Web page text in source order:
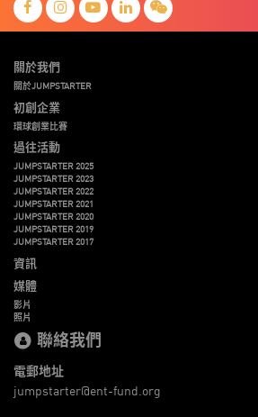
關於我們
關於JUMPSTARTER
初創企業
環球創業比賽
過往活動
JUMPSTARTER 2025
JUMPSTARTER 2023
JUMPSTARTER 2022
JUMPSTARTER 2021
JUMPSTARTER 2020
JUMPSTARTER 2019
JUMPSTARTER 2017
資訊
媒體
影片
照片
聯絡我們
電郵地址
jumpstarter@ent-fund.org